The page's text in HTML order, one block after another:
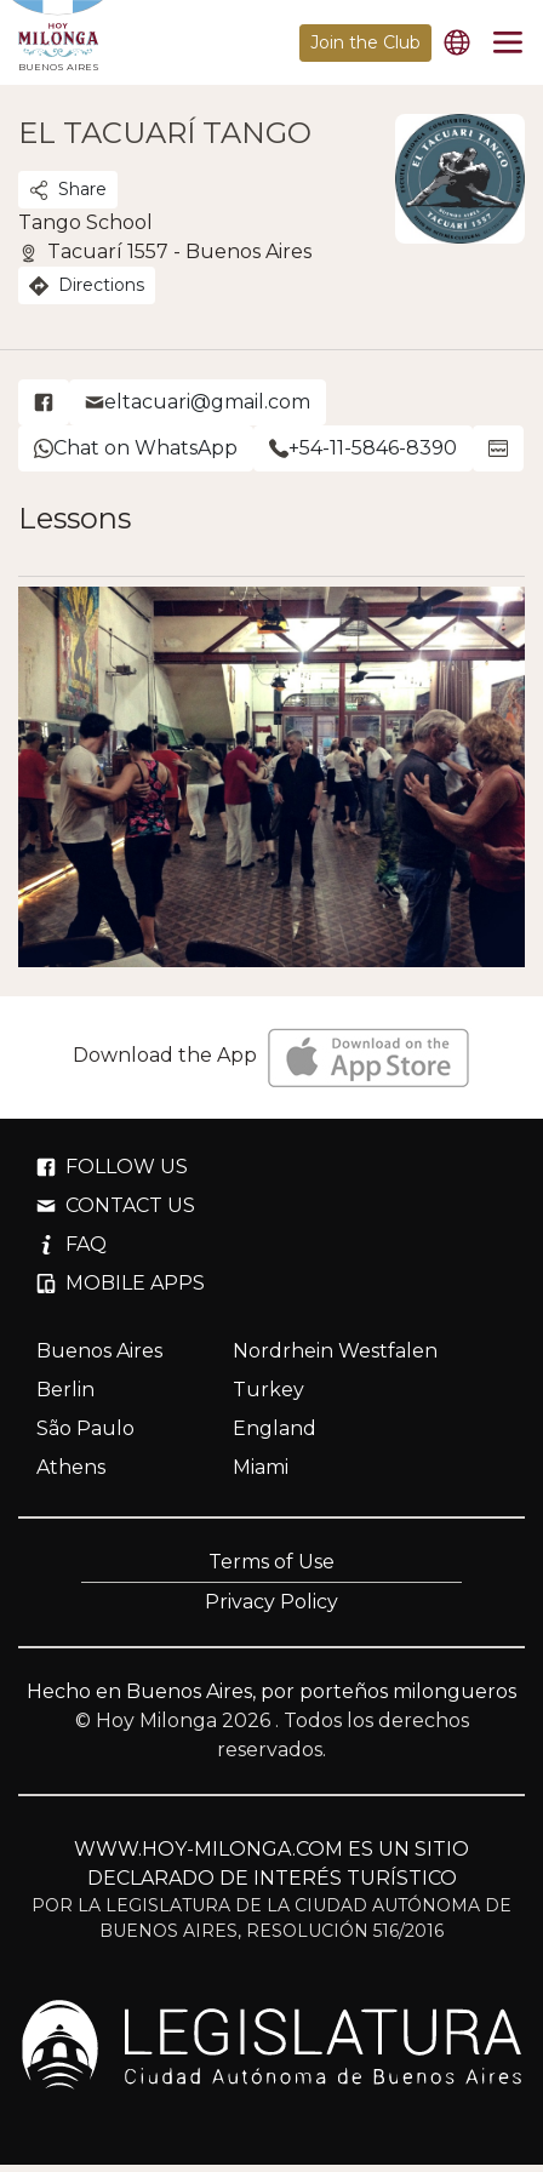
BUENOS AIRES
Join the Club
EL TACUARÍ TANGO
Share
Tango School
Tacuarí 1557 - Buenos Aires
Directions
eltacuari@gmail.com
Chat on WhatsApp
+54-11-5846-8390
Lessons
Download the App
FOLLOW US
CONTACT US
FAQ
MOBILE APPS
Buenos Aires
Nordrhein Westfalen
Berlin
Turkey
São Paulo
England
Athens
Miami
Terms of Use
Privacy Policy
Hecho en Buenos Aires, por porteños milongueros
© Hoy Milonga 2026 . Todos los derechos
reservados.
WWW.HOY-MILONGA.COM ES UN SITIO
DECLARADO DE INTERÉS TURÍSTICO
POR LA LEGISLATURA DE LA CIUDAD AUTÓNOMA DE
BUENOS AIRES, RESOLUCIÓN 516/2016